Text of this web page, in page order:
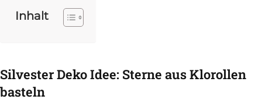
Inhalt
Silvester Deko Idee: Sterne aus Klorollen
basteln